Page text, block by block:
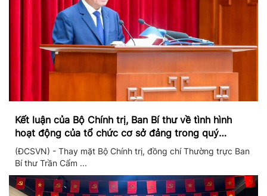
Kết luận của Bộ Chính trị, Ban Bí thư về tình hình
hoạt động của tổ chức cơ sở đảng trong quý
II/2026
(ĐCSVN) - Thay mặt Bộ Chính trị, đồng chí Thường trực Ban
Bí thư Trần Cẩm ...